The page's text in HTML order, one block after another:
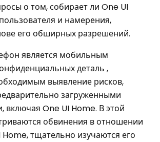
о том, собирает ли One UI
и намерения,
его обширных разрешений.
является мобильным
деталь ,
выявление рисков,
загруженными
включая One UI Home. В этой
обвинения в отношении
тщательно изучаются его